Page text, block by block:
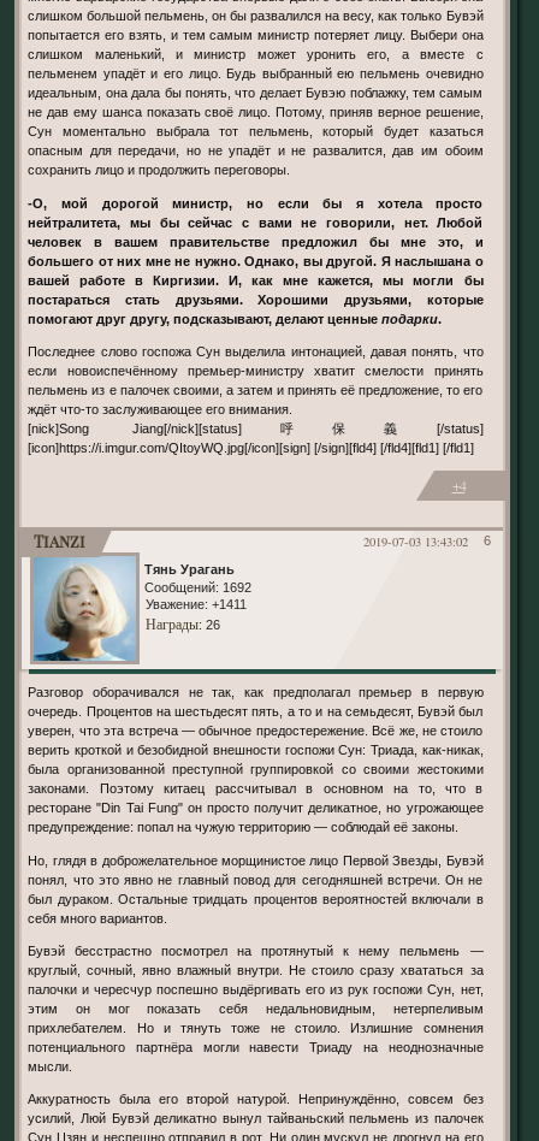
слишком большой пельмень, он бы развалился на весу, как только Бувэй
попытается его взять, и тем самым министр потеряет лицу. Выбери она
слишком маленький, и министр может уронить его, а вместе с
пельменем упадёт и его лицо. Будь выбранный ею пельмень очевидно
идеальным, она дала бы понять, что делает Бувэю поблажку, тем самым
не дав ему шанса показать своё лицо. Потому, приняв верное решение,
Сун моментально выбрала тот пельмень, который будет казаться
опасным для передачи, но не упадёт и не развалится, дав им обоим
сохранить лицо и продолжить переговоры.
-О, мой дорогой министр, но если бы я хотела просто
нейтралитета, мы бы сейчас с вами не говорили, нет. Любой
человек в вашем правительстве предложил бы мне это, и
большего от них мне не нужно. Однако, вы другой. Я наслышана о
вашей работе в Киргизии. И, как мне кажется, мы могли бы
постараться стать друзьями. Хорошими друзьями, которые
помогают друг другу, подсказывают, делают ценныеподарки.
Последнее слово госпожа Сун выделила интонацией, давая понять, что
если новоиспечённому премьер-министру хватит смелости принять
пельмень из е палочек своими, а затем и принять её предложение, то его
ждёт что-то заслуживающее его внимания.
[nick]Song Jiang[/nick][status]呼保義[/status]
[icon]https://i.imgur.com/QItoyWQ.jpg[/icon][sign] [/sign][fld4] [/fld4][fld1] [/fld1]
+4
6
2019-07-03 13:43:02
Tianzi
Тянь Урагань
Сообщений: 1692
Уважение: +1411
Награды: 26
Разговор оборачивался не так, как предполагал премьер в первую
очередь. Процентов на шестьдесят пять, а то и на семьдесят, Бувэй был
уверен, что эта встреча — обычное предостережение. Всё же, не стоило
верить кроткой и безобидной внешности госпожи Сун: Триада, как-никак,
была организованной преступной группировкой со своими жестокими
законами. Поэтому китаец рассчитывал в основном на то, что в
ресторане "Din Tai Fung" он просто получит деликатное, но угрожающее
предупреждение: попал на чужую территорию — соблюдай её законы.
Но, глядя в доброжелательное морщинистое лицо Первой Звезды, Бувэй
понял, что это явно не главный повод для сегодняшней встречи. Он не
был дураком. Остальные тридцать процентов вероятностей включали в
себя много вариантов.
Бувэй бесстрастно посмотрел на протянутый к нему пельмень —
круглый, сочный, явно влажный внутри. Не стоило сразу хвататься за
палочки и чересчур поспешно выдёргивать его из рук госпожи Сун, нет,
этим он мог показать себя недальновидным, нетерпеливым
прихлебателем. Но и тянуть тоже не стоило. Излишние сомнения
потенциального партнёра могли навести Триаду на неоднозначные
мысли.
Аккуратность была его второй натурой. Непринуждённо, совсем без
усилий, Люй Бувэй деликатно вынул тайваньский пельмень из палочек
Сун Цзян и неспешно отправил в рот. Ни один мускул не дрогнул на его